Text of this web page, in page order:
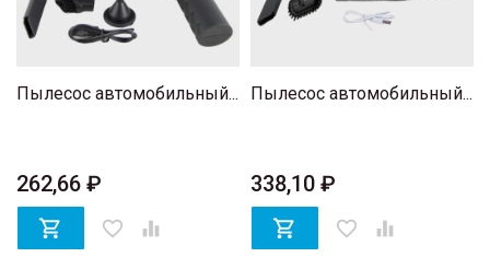
Пылесос автомобильный...
262,66 ₽
 favorite_border 
Пылесос автомобильный...
338,10 ₽
 favorite_border 